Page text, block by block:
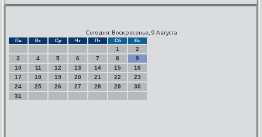
Сегодня: Воскресенье, 9 Августа
Пн Вт Ср Чт Пт Сб Вс
1
2
3
4 5 6 7 8
9
10
11 12 13 14 15
16
17
18 19 20 21 22
23
24
25 26 27 28 29
30
31